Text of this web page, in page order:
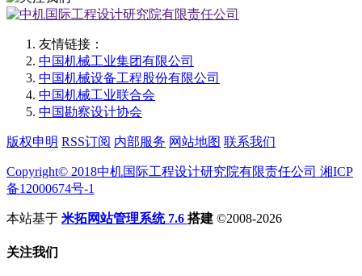
友情链接：
中国机械工业集团有限公司
中国机械设备工程股份有限公司
中国机械工业联合会
中国勘察设计协会
版权申明 RSS订阅 内部服务 网站地图 联系我们
Copyright© 2018中机国际工程设计研究院有限责任公司 湘ICP
备12000674号-1
本站基于 米拓网站管理系统 7.6 搭建 ©2008-2026
关注我们